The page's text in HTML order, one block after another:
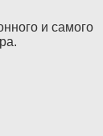
и самого